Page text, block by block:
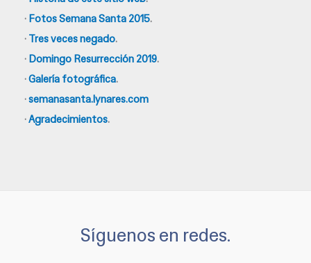
· Fotos Semana Santa 2015.
· Tres veces negado.
· Domingo Resurrección 2019.
·Galería fotográfica.
·semanasanta.lynares.com
·Agradecimientos.
Síguenos en redes.